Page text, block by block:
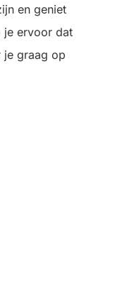
en geniet
je ervoor dat
je graag op